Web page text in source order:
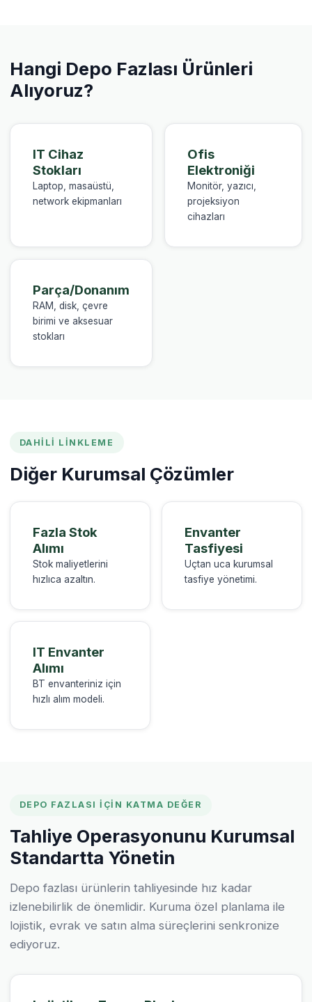
Hangi Depo Fazlası Ürünleri
Alıyoruz?
IT Cihaz
Stokları
Laptop, masaüstü,
network ekipmanları
Ofis
Elektroniği
Monitör, yazıcı,
projeksiyon
cihazları
Parça/Donanım
RAM, disk, çevre
birimi ve aksesuar
stokları
DAHILI LINKLEME
Diğer Kurumsal Çözümler
Fazla Stok
Alımı
Stok maliyetlerini
hızlıca azaltın.
Envanter
Tasfiyesi
Uçtan uca kurumsal
tasfiye yönetimi.
IT Envanter
Alımı
BT envanteriniz için
hızlı alım modeli.
DEPO FAZLASI İÇIN KATMA DEĞER
Tahliye Operasyonunu Kurumsal
Standartta Yönetin
Depo fazlası ürünlerin tahliyesinde hız kadar
izlenebilirlik de önemlidir. Kuruma özel planlama ile
lojistik, evrak ve satın alma süreçlerini senkronize
ediyoruz.